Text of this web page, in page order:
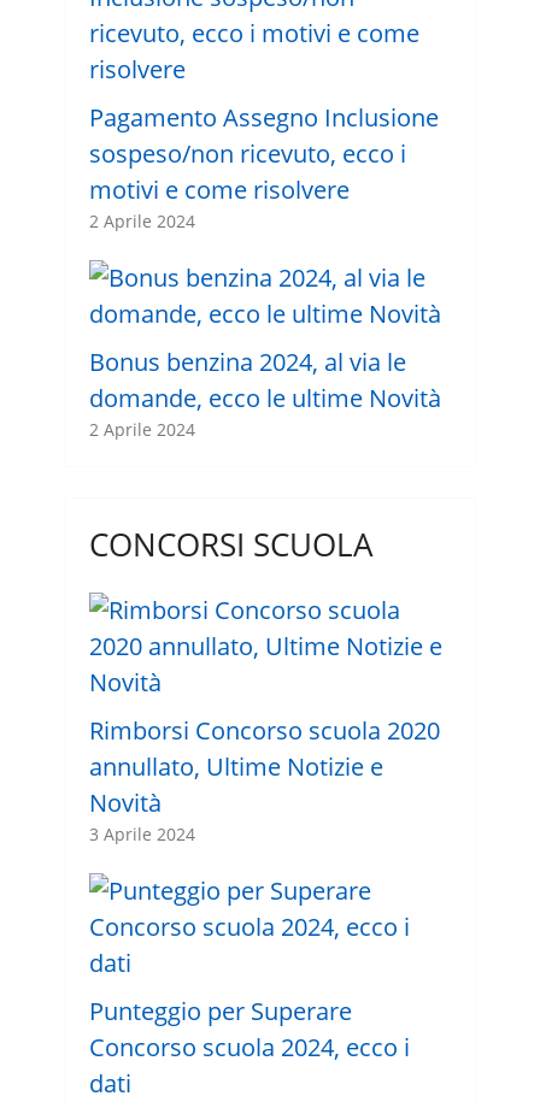
Pagamento Assegno Inclusione
sospeso/non ricevuto, ecco i
motivi e come risolvere
2 Aprile 2024
Bonus benzina 2024, al via le
domande, ecco le ultime Novità
2 Aprile 2024
CONCORSI SCUOLA
Rimborsi Concorso scuola 2020
annullato, Ultime Notizie e
Novità
3 Aprile 2024
Punteggio per Superare
Concorso scuola 2024, ecco i
dati